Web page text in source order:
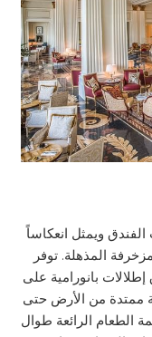
ويمثل انعكاساً
المذهلة. توفر
في الفندق إطلالات بانورامية على
ممتدة من الأرض حتى
الطعام الرائعة طوال